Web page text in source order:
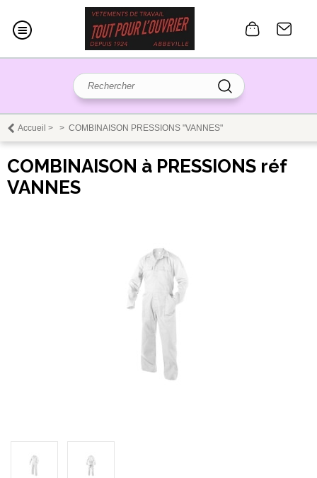
Accueil > > COMBINAISON PRESSIONS "VANNES"
COMBINAISON à PRESSIONS réf
VANNES